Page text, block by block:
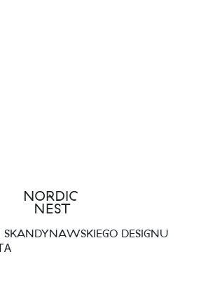
DESIGNU